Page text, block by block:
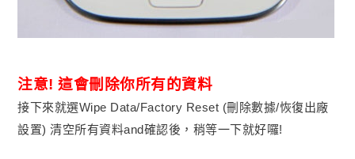
注意! 這會刪除你所有的資料
接下來就選Wipe Data/Factory Reset (刪除數據/恢復出廠
設置) 清空所有資料and確認後，稍等一下就好囉!